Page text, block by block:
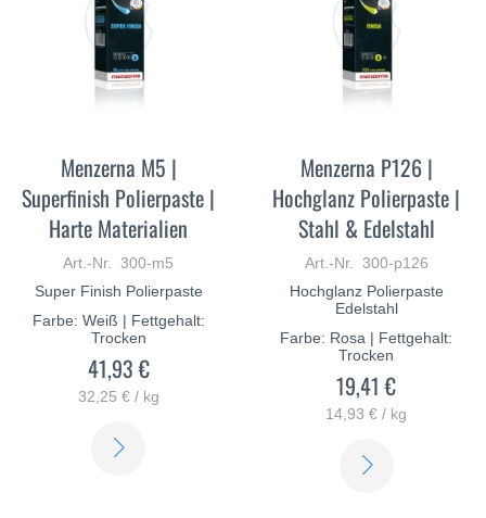
Menzerna M5 |
Superfinish Polierpaste |
Harte Materialien
Art.-Nr. 300-m5
Super Finish Polierpaste
Farbe: Weiß | Fettgehalt:
Trocken
41,93 €
32,25 € / kg
Menzerna P126 |
Hochglanz Polierpaste |
Stahl & Edelstahl
Art.-Nr. 300-p126
Hochglanz Polierpaste
Edelstahl
Farbe: Rosa | Fettgehalt:
Trocken
19,41 €
14,93 € / kg